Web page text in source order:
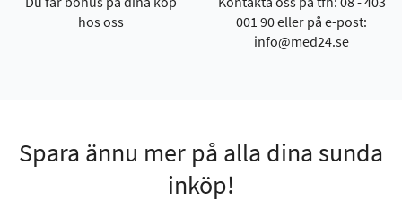
hos oss
001 90 eller på e-post:
info@med24.se
Spara ännu mer på alla dina sunda
inköp!